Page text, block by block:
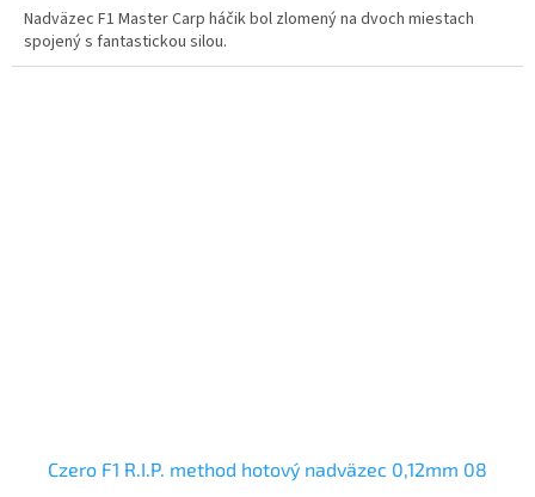
Nadväzec F1 Master Carp háčik bol zlomený na dvoch miestach
spojený s fantastickou silou.
Czero F1 R.I.P. method hotový nadväzec 0,12mm 08